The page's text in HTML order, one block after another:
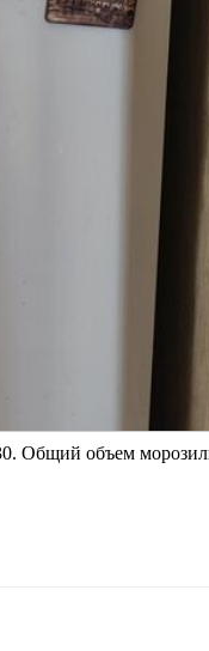
Общий объем